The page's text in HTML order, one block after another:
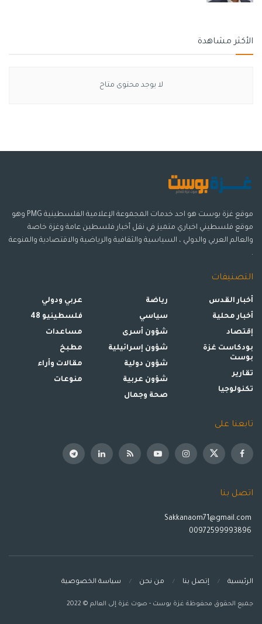
الأكثر مشاهدة
لا يوجد محتوى متاح
موقع غزة بوست هو احد خدمات المجموعة الإعلامية الفلسطينية PMG وهو
موقع فلسطيني اخباري متميز في نقل أخبار فلسطين عامة وغزة خاصة
والعالم العربي والدولي ، السياسية والثقافية والرياضية والاقتصادية والمنوعة
.
التصنيفات
أخبار القدس
أخبار محلية
إقتصاد
بودكاست غزة
بوست
تقارير
تكنولوجيا
رياضة
سياسي
شؤون أسرى
شؤون إسرائيلية
شؤون دولية
شؤون عربية
صحة وجمال
عربي ودولي
فلسطينيو 48
مساعدات
مطبخ
مقالات وأراء
منوعات
تابعنا على
اتصل بنا
Sakkanaom71@gmail.com
الرئيسية إتصل بنا من نحن سياسة الخصوصية
جميع الحقوق محفوظة غزة بوست - صوت غزة إلى العالم © 2022